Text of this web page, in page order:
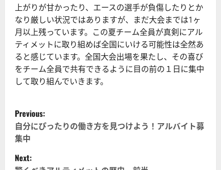
上がりが甘かったり、エースの選手が負傷したりとか
なり厳しい状況ではありますが、まだ大会までは1ヶ
月以上残っています。この夏チーム全員が真剣にアル
ティメットに取り組めば全国にいける可能性は全然あ
ると感じています。全国大会出場を果たし、その喜び
をチーム全員で共有できるように目の前の１日に集中
して取り組んでいきます。
P
o
s
Previous:
自分にぴったりの働き方を見つけよう！アルバイト募
集中
Next: